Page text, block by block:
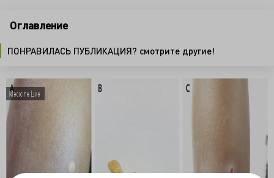
Оглавление
ПОНРАВИЛАСЬ ПУБЛИКАЦИЯ? смотрите другие!